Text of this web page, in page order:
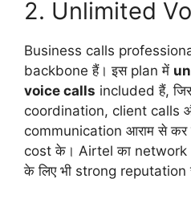
2. Unlimited
Business calls
backbone हैं। इस plan में
voice calls included हैं,
coordination, client calls
communication आराम से कर
cost के। Airtel का
के लिए भी strong reputation